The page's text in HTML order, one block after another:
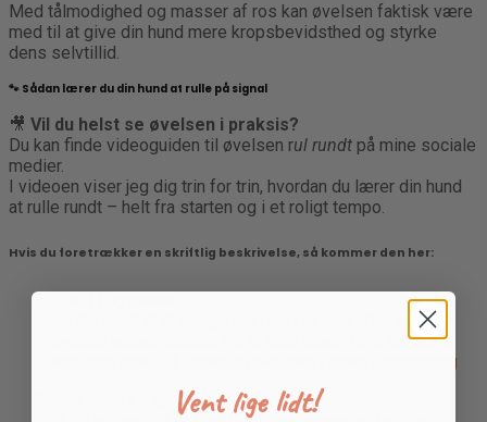
Med tålmodighed og masser af ros kan øvelsen faktisk være
med til at give din hund mere kropsbevidsthed og styrke
dens selvtillid.
🐾 Sådan lærer du din hund at rulle på signal
🎥 Vil du helst se øvelsen i praksis?
Du kan finde videoguiden til øvelsen rul rundt på mine sociale
medier.
I videoen viser jeg dig trin for trin, hvordan du lærer din hund
at rulle rundt – helt fra starten og i et roligt tempo.
Hvis du foretrækker en skriftlig beskrivelse, så kommer den her:
Få din hund til at lægge sig ned i et dæk. Det er det
bedste udgangspunkt for at rulle rundt. Hvis din hund
blogindlæg
Lok med en godbidVent lige lidt!